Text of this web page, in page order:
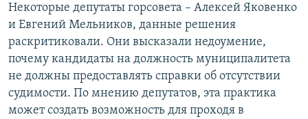
Некоторые депутаты горсовета – Алексей Яковенко
и Евгений Мельников, данные решения
раскритиковали. Они высказали недоумение,
почему кандидаты на должность муниципалитета
не должны предоставлять справки об отсутствии
судимости. По мнению депутатов, эта практика
может создать возможность для проходя в